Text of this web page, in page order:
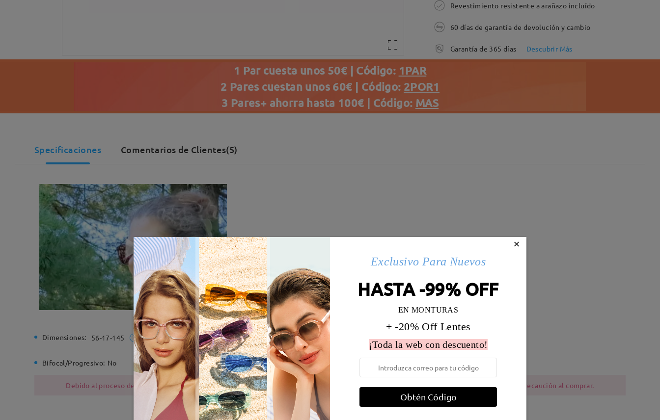
Revestimiento resistente a arañazo incluído
60 días de garantía de devolución y cambio
Garantía de 365 días Descubrir Más
1 Par cuesta unos 50€ | Código: 1PAR
2 Pares cuestan unos 60€ | Código: 2POR1
3 Pares+ ahorra hasta 100€ | Código: MAS
Specificaciones Comentarios de Clientes(5)
Dimensiones: 56-17-145 Ancho de la montura: 134 mm (Medio) Diametro de lentes: 56 mm Peso:
Bifocal/Progresivo: No Bisagra de resorte: No
Debido al proceso de fabricación, las monturas metálicas contienen níquel. Los clientes con antecedentes de alergia al níquel deben tener precaución al comprar.
×
Exclusivo Para Nuevos
HASTA -99% OFF
EN MONTURAS
+ -20% Off Lentes
¡Toda la web con descuento!
Obtén Código